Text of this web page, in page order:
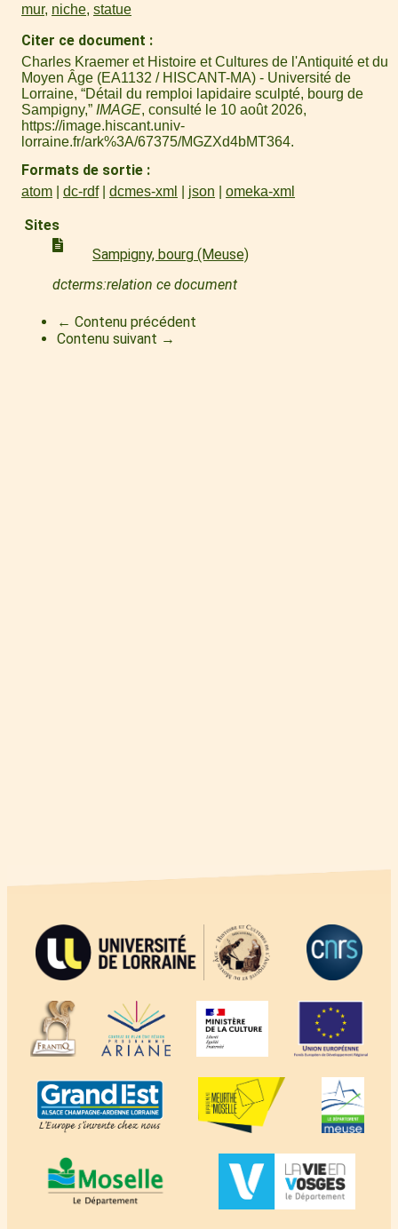
mur, niche, statue
Citer ce document
Charles Kraemer et Histoire et Cultures de l'Antiquité et du
Moyen Âge (EA1132 / HISCANT-MA) - Université de
Lorraine, “Détail du remploi lapidaire sculpté, bourg de
Sampigny,” IMAGE, consulté le 10 août 2026,
https://image.hiscant.univ-
lorraine.fr/ark%3A/67375/MGZXd4bMT364.
Formats de sortie
atom dc-rdf dcmes-xml json omeka-xml
Sites
Sampigny, bourg (Meuse)
dcterms:relation ce document
← Contenu précédent
Contenu suivant →